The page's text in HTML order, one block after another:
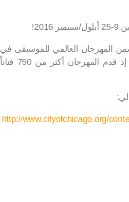
المهرجان العالمي للموسيقى في
شيكاغو بشكل مجاني والذي سيقام عبر المدينة والعديد من الأحياء، إذ قدم المهرجان أكثر من 750 فناناً
http://www.cityofchicago.org/